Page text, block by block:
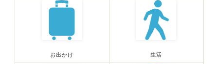
お出かけ 生活